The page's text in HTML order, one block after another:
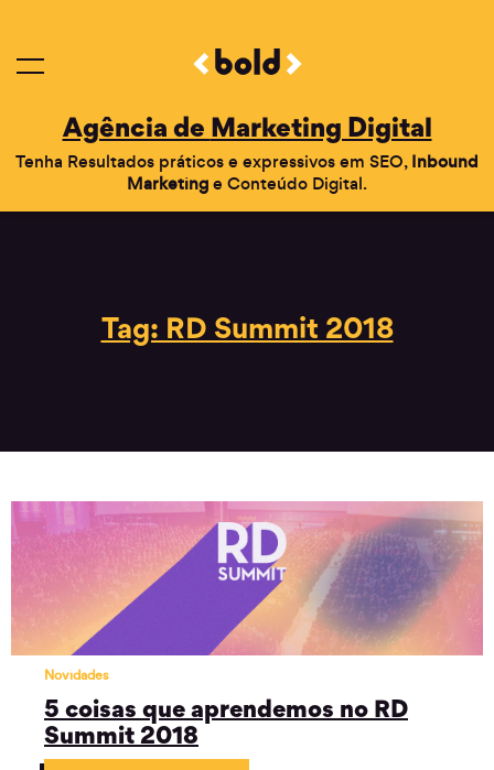
Agência de Marketing Digital
Tenha Resultados práticos e expressivos em SEO,Inbound
Marketinge Conteúdo Digital.
Tag: RD Summit 2018
Novidades
5 coisas que aprendemos no RD
Summit 2018